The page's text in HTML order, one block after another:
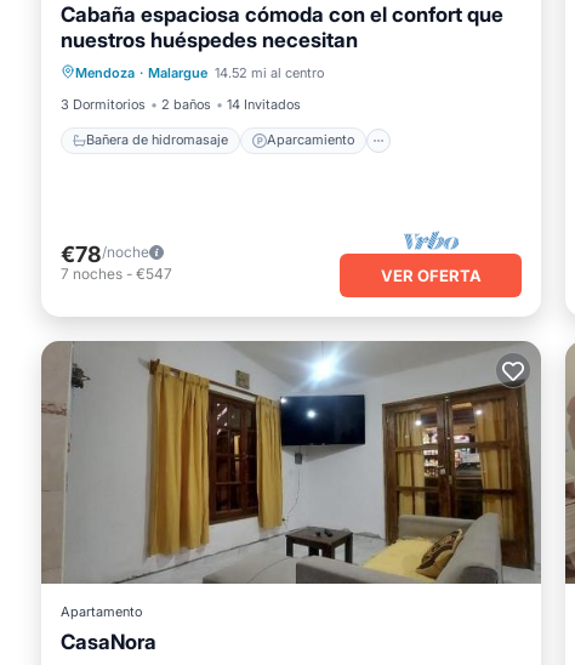
Cabaña espaciosa cómoda con el confort que
nuestros huéspedes necesitan
Mendoza · Malargue 14.52 mi al centro
3 Dormitorios
2 baños 14 Invitados
Bañera de hidromasaje Aparcamiento
Bañera de hidromasaje
Aparcamiento
Cocina
Aire acondicionado
€78/noche
7 noches - €547 VER OFERTA
Apartamento
CasaNoraAparcamiento